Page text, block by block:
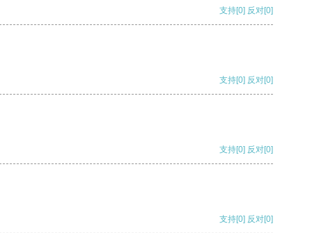
支持[0] 反对[0]
支持[0] 反对[0]
支持[0] 反对[0]
支持[0] 反对[0]